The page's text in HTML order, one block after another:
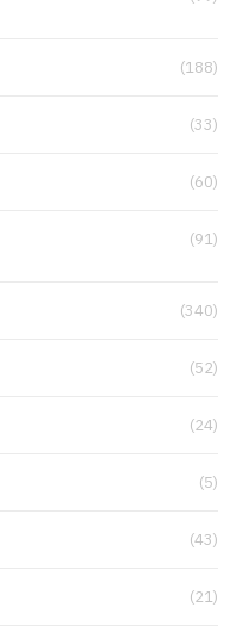
(188)
(33)
(60)
(91)
(340)
(52)
(24)
(5)
(43)
(21)